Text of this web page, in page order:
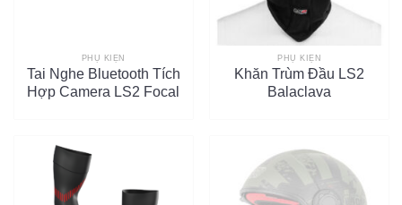
PHỤ KIỆN
Tai Nghe Bluetooth Tích
Hợp Camera LS2 Focal
PHỤ KIỆN
Khăn Trùm Đầu LS2
Balaclava